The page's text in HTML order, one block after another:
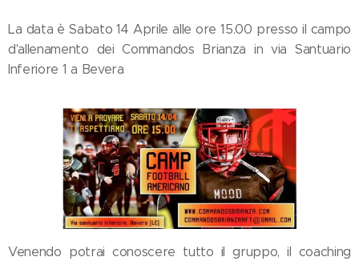
La data è Sabato 14 Aprile alle ore 15.00 presso il campo
d'allenamento dei Commandos Brianza in via Santuario
Inferiore 1 a Bevera
Venendo potrai conoscere tutto il gruppo, il coaching